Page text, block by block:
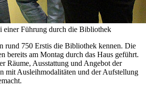
einer Führung durch die Bibliothek
rund 750 Erstis die Bibliothek kennen. Die
bereits am Montag durch das Haus geführt.
Räume, Ausstattung und Angebot der
mit Ausleihmodalitäten und der Aufstellung